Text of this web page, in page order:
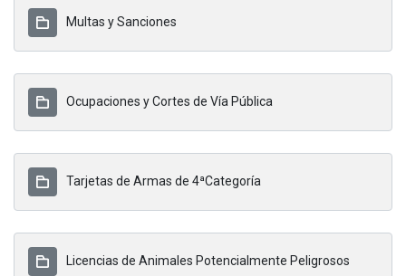
Multas y Sanciones
Ocupaciones y Cortes de Vía Pública
Tarjetas de Armas de 4ªCategoría
Licencias de Animales Potencialmente Peligrosos